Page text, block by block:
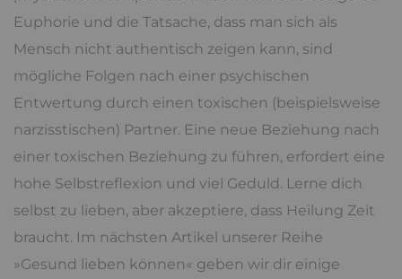
Euphorie und die Tatsache, dass man sich als
Mensch nicht authentisch zeigen kann, sind
mögliche Folgen nach einer psychischen
Entwertung durch einen toxischen (beispielsweise
narzisstischen) Partner. Eine neue Beziehung nach
einer toxischen Beziehung zu führen, erfordert eine
hohe Selbstreflexion und viel Geduld. Lerne dich
selbst zu lieben, aber akzeptiere, dass Heilung Zeit
braucht. Im nächsten Artikel unserer Reihe
»Gesund lieben können« geben wir dir einige